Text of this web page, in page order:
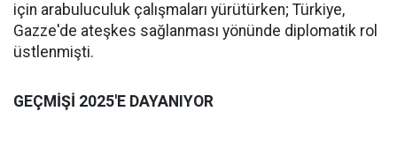
için arabuluculuk çalışmaları yürütürken; Türkiye,
Gazze'de ateşkes sağlanması yönünde diplomatik rol
üstlenmişti.
GEÇMİŞİ 2025'E DAYANIYOR